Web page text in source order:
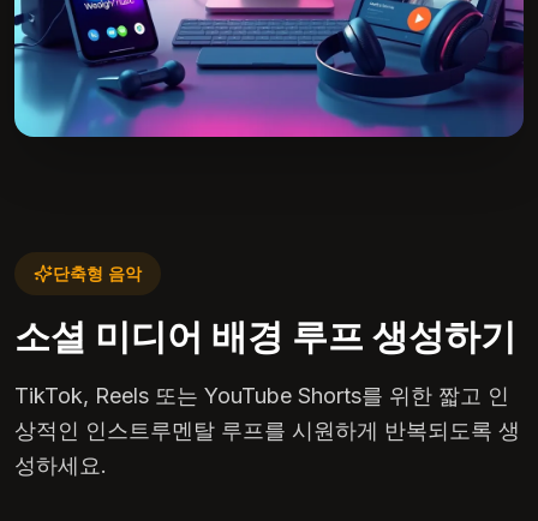
단축형 음악
소셜 미디어 배경 루프 생성하기
TikTok, Reels 또는 YouTube Shorts를 위한 짧고 인
상적인 인스트루멘탈 루프를 시원하게 반복되도록 생
성하세요.